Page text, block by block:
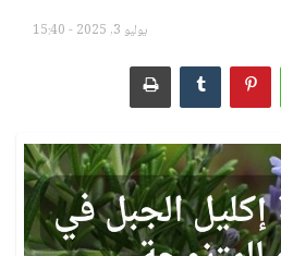
يوليو 3, 2025 - 15:40